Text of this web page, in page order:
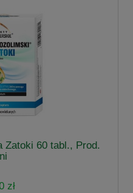
Zatoki 60 tabl., Prod.
zł